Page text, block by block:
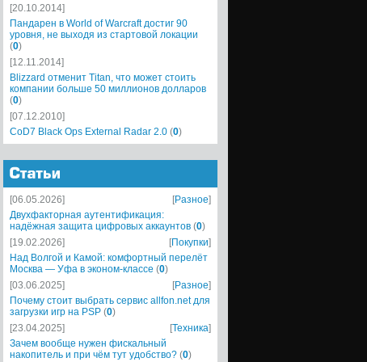
[20.10.2014]
Пандарен в World of Warcraft достиг 90
уровня, не выходя из стартовой локации
(0)
[12.11.2014]
Blizzard отменит Titan, что может стоить
компании больше 50 миллионов долларов
(0)
[07.12.2010]
CoD7 Black Ops External Radar 2.0 (0)
[06.05.2026] [Разное]
Двухфакторная аутентификация:
надёжная защита цифровых аккаунтов (0)
[19.02.2026]
[Покупки]
Над Волгой и Камой: комфортный перелёт
Москва — Уфа в эконом-классе (0)
[03.06.2025]
[Разное]
Почему стоит выбрать сервис allfon.net для
загрузки игр на PSP (0)
[23.04.2025]
[Техника]
Зачем вообще нужен фискальный
накопитель и при чём тут удобство? (0)